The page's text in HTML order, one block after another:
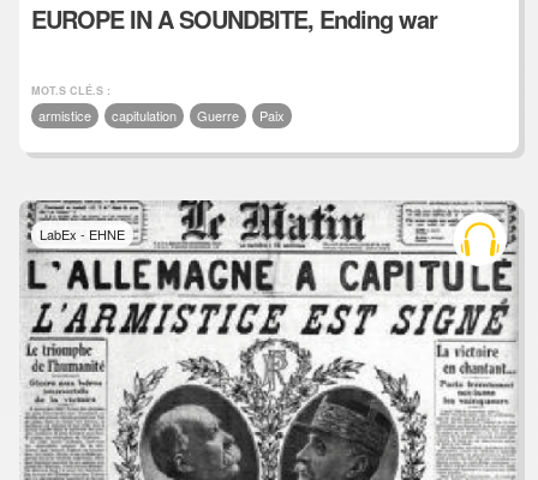
EUROPE IN A SOUNDBITE, Ending war
MOT.S CLÉ.S :
armistice capitulation Guerre Paix
LabEx - EHNE